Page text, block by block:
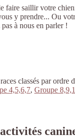
faire saillir votre
y prendre... Ou
à nous en parler !
classés par ordre
4,5,6,7, Groupe